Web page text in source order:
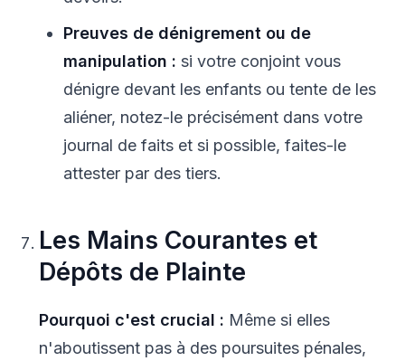
Preuves de dénigrement ou de
manipulation : si votre conjoint vous
dénigre devant les enfants ou tente de les
aliéner, notez-le précisément dans votre
journal de faits et si possible, faites-le
attester par des tiers.
Les Mains Courantes et
Dépôts de Plainte
Pourquoi c'est crucial : Même si elles
n'aboutissent pas à des poursuites pénales,